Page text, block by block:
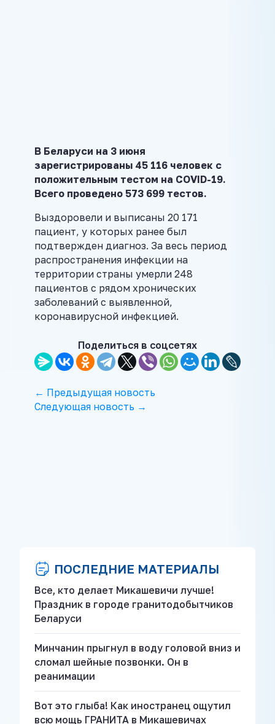
В Беларуси на 3 июня
зарегистрированы 45 116 человек с
положительным тестом на COVID-19.
Всего проведено 573 699 тестов.
Выздоровели и выписаны 20 171
пациент, у которых ранее был
подтвержден диагноз. За весь период
распространения инфекции на
территории страны умерли 248
пациентов с рядом хронических
заболеваний с выявленной,
коронавирусной инфекцией.
Поделиться в соцсетях
← Предыдущая новость
Следующая новость →
ПОСЛЕДНИЕ МАТЕРИАЛЫ
Все, кто делает Микашевичи лучше!
Праздник в городе гранитодобытчиков
Беларуси
Минчанин прыгнул в воду головой вниз и
сломал шейные позвонки. Он в
реанимации
Вот это глыба! Как иностранец ощутил
всю мощь ГРАНИТА в Микашевичах